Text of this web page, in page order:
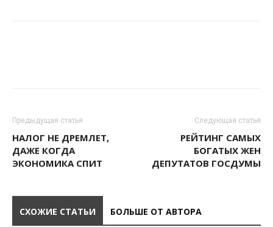
Предыдущая статья
НАЛОГ НЕ ДРЕМЛЕТ,
ДАЖЕ КОГДА
ЭКОНОМИКА СПИТ
Следующая статья
РЕЙТИНГ САМЫХ
БОГАТЫХ ЖЕН
ДЕПУТАТОВ ГОСДУМЫ
СХОЖИЕ СТАТЬИ БОЛЬШЕ ОТ АВТОРА